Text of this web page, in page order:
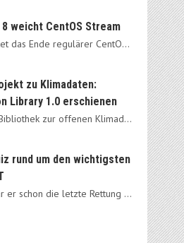
weicht CentOS Stream
[ad_1] Red Hat läutet das Ende regulärer CentOS-Ausgaben ein:…
zu Klimadaten:
Library 1.0 erschienen
[ad_1] Die Python-Bibliothek zur offenen Klimadatenbank Meteostat…
rund um den wichtigsten
[ad_1] Für viele war er schon die letzte Rettung vorm Daten-Nirvana:…